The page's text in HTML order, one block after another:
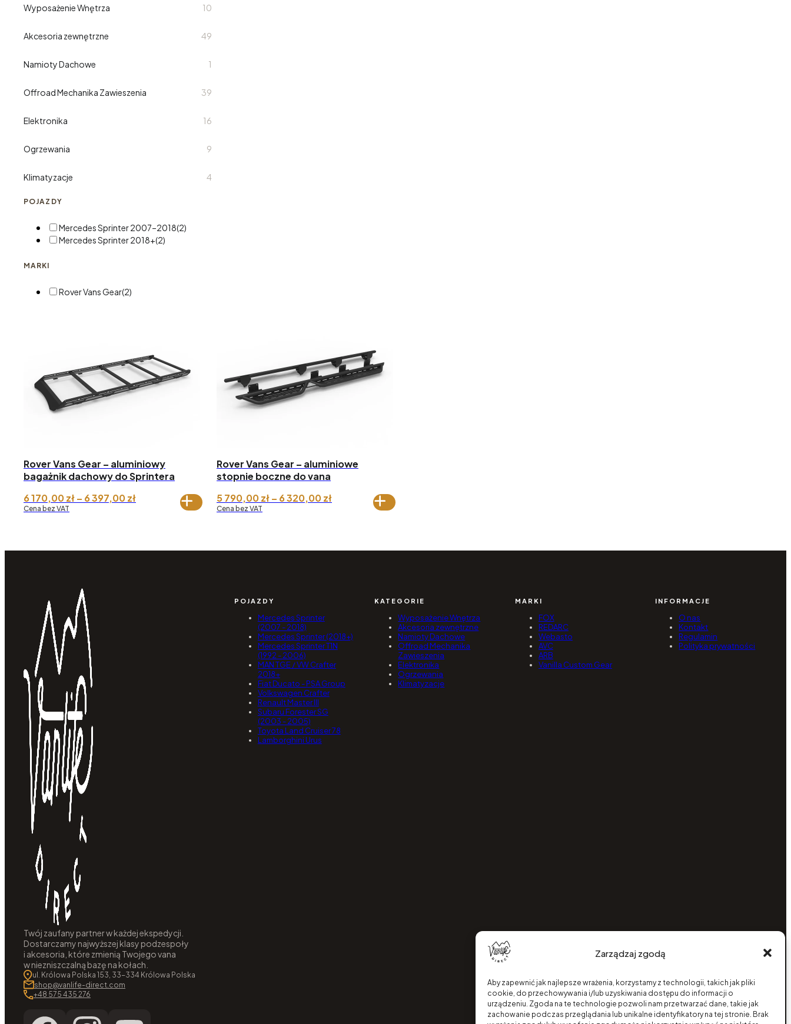
Zarządzaj zgodą
Aby zapewnić jak najlepsze wrażenia, korzystamy z technologii, takich jak pliki
cookie, do przechowywania i/lub uzyskiwania dostępu do informacji o
urządzeniu. Zgoda na te technologie pozwoli nam przetwarzać dane, takie jak
zachowanie podczas przeglądania lub unikalne identyfikatory na tej stronie. Brak
Wyposażenie Wnętrza 10
Akcesoria zewnętrzne 49
Namioty Dachowe 1
Offroad Mechanika Zawieszenia 39
Elektronika 16
Ogrzewania 9
Klimatyzacje 4
POJAZDY
Mercedes Sprinter 2007–2018(2)
Mercedes Sprinter 2018+(2)
MARKI
Rover Vans Gear(2)
Rover Vans Gear – aluminiowy
bagażnik dachowy do Sprintera
6 170,00zł– 6 397,00złZakres
Cena bez VAT
Rover Vans Gear – aluminiowe
stopnie boczne do vana
5 790,00zł– 6 320,00złZakres
Cena bez VAT
Twój zaufany partner w każdej ekspedycji.
Dostarczamy najwyższej klasy podzespoły
i akcesoria, które zmienią Twojego vana
w niezniszczalną bazę na kołach.
ul. Królowa Polska 153, 33-334 Królowa Polska
shop@vanlife-direct.com
+48 575 435 276
POJAZDY
Mercedes Sprinter
(2007 - 2018)
Mercedes Sprinter (2018+)
Mercedes Sprinter T1N
(1992 - 2006)
MAN TGE / VW Crafter
2018+
Fiat Ducato - PSA Group
Volkswagen Crafter
Renault Master III
Subaru Forester SG
(2003 - 2005)
Toyota Land Cruiser 78
Lamborghini Urus
KATEGORIE
Wyposażenie Wnętrza
Akcesoria zewnętrzne
Namioty Dachowe
Offroad Mechanika
Zawieszenia
Elektronika
Ogrzewania
Klimatyzacje
MARKI
FOX
REDARC
Webasto
AVC
ARB
Vanilla Custom Gear
INFORMACJE
O nas
Kontakt
Regulamin
Polityka prywatności